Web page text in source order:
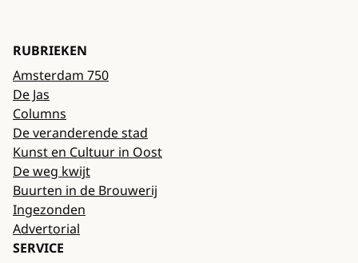
RUBRIEKEN
Amsterdam 750
De Jas
Columns
De veranderende stad
Kunst en Cultuur in Oost
De weg kwijt
Buurten in de Brouwerij
Ingezonden
Advertorial
SERVICE